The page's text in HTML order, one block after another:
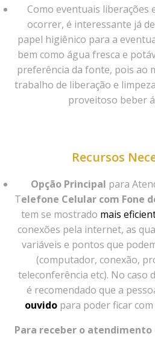
Como eventuais liberações
ocorrer, é interessante já
papel higiênico para a
bem como água fresca e
preferência da fonte, pois ao
trabalho de liberação e
proveitoso beber
Recursos
Opção Principal para
Telefone Celular com Fone
tem se mostrado mais
conexões pela internet, as
variáveis e pontos que
(computador, conexão,
teleconferência etc). No caso
é recomendado que a
ouvido para poder ficar
Para receber o atendimento